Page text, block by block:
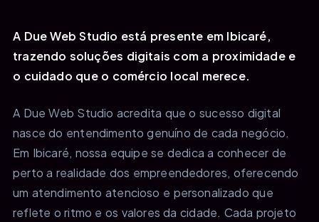
A Due Web Studio está presente em Ibicaré,
trazendo soluções digitais com a proximidade e
o cuidado que o comércio local merece.
A Due Web Studio acredita que o sucesso digital
nasce do entendimento genuíno de cada negócio.
Em Ibicaré, nossa equipe se dedica a conhecer de
perto a realidade dos empreendedores, oferecendo
um atendimento atencioso e personalizado que
reflete o ritmo e os valores da cidade. Cada projeto